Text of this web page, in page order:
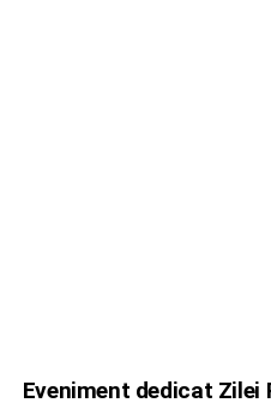
Eveniment dedicat Zilei